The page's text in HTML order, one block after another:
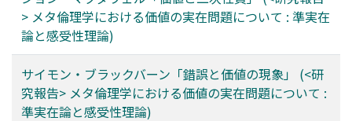
> メタ倫理学における価値の実在問題について : 準実在
論と感受性理論)
サイモン・ブラックバーン「錯誤と価値の現象」 (<研
究報告> メタ倫理学における価値の実在問題について :
準実在論と感受性理論)